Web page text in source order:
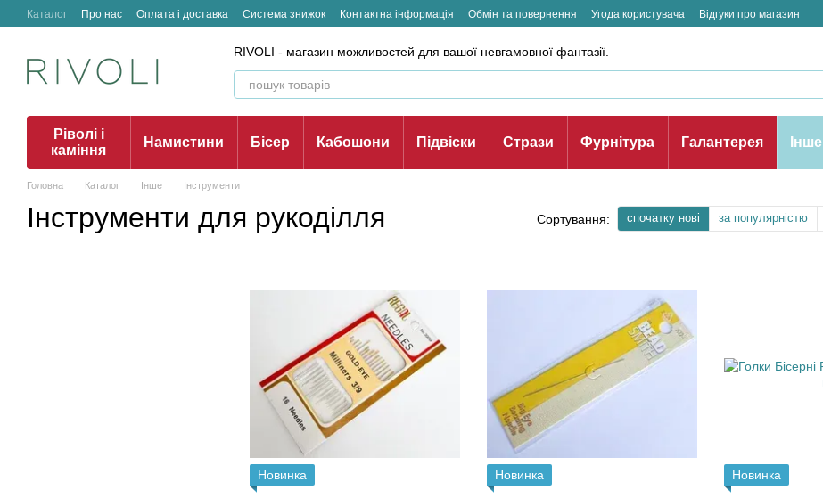
Перейти до основного контенту
Каталог Про нас Оплата і доставка Система знижок Контактна інформація Обмін та повернення Угода користувача Відгуки про магазин
RIVOLI - магазин можливостей для вашої невгамовної фантазії.
Ріволі і
каміння
Намистини Бісер Кабошони Підвіски Стрази Фурнітура Галантерея Інше
Головна Каталог Інше Інструменти
Інструменти для рукоділля Сортування: спочатку нові за популярністю
Новинка Новинка Новинка